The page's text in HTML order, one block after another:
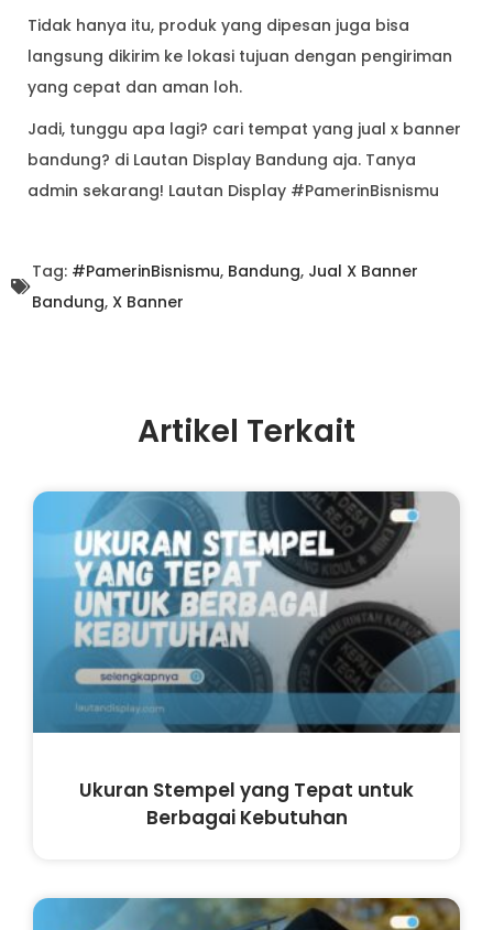
Tidak hanya itu, produk yang dipesan juga bisa
langsung dikirim ke lokasi tujuan dengan pengiriman
yang cepat dan aman loh.
Jadi, tunggu apa lagi? cari tempat yang jual x banner
bandung? di Lautan Display Bandung aja. Tanya
admin sekarang! Lautan Display #PamerinBisnismu
Tag: #PamerinBisnismu, Bandung, Jual X Banner
Bandung, X Banner
Artikel Terkait
Ukuran Stempel yang Tepat untuk
Berbagai Kebutuhan